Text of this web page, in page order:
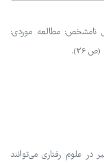
جهانی نامشخص: مطالعه موردی:
90، پیشرفت‌های اخیر در علوم رفتاری می‌توانند